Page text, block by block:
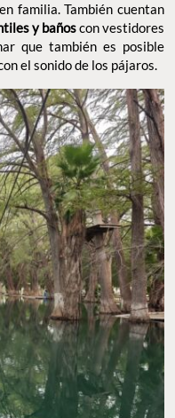
familia. También cuentan
y bañoscon vestidores
que también es posible
el sonido de los pájaros.